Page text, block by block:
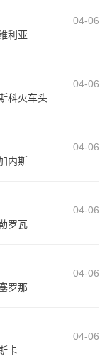
04-06
利亚
04-06
科火车头
04-06
内斯
04-06
罗瓦
04-06
罗那
04-06
卡